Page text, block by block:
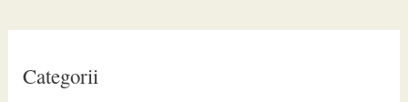
Categorii